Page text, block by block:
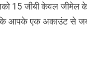
15 जीबी केवल जीमेल
आपके एक अकाउंट से